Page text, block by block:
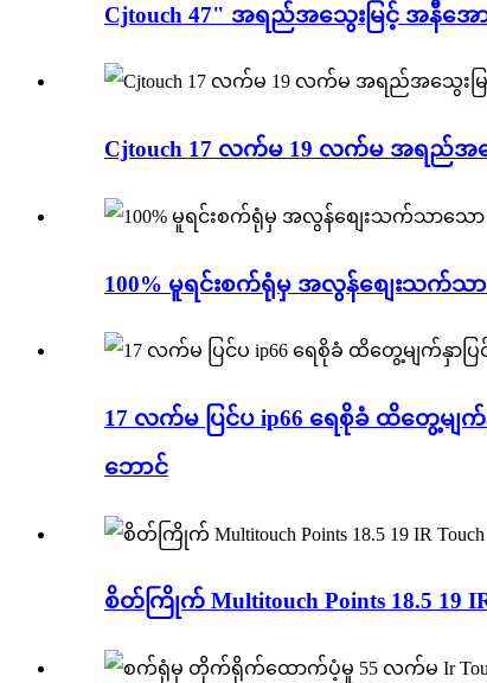
Cjtouch 47" အရည်အသွေးမြင့် အနီအေ
Cjtouch 17 လက်မ 19 လက်မ အရည်အသွ
100% မူရင်းစက်ရုံမှ အလွန်စျေးသက်သာသေ
17 လက်မ ပြင်ပ ip66 ရေစိုခံ ထိတွေ့မ
ဘောင်
စိတ်ကြိုက် Multitouch Points 18.5 19